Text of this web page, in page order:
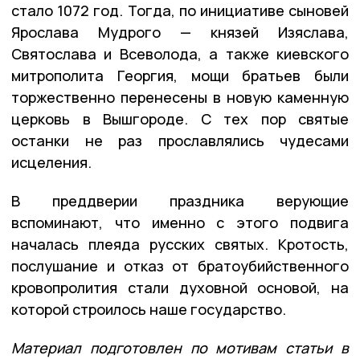
стало 1072 год. Тогда, по инициативе сыновей
Ярослава Мудрого — князей Изяслава,
Святослава и Всеволода, а также киевского
митрополита Георгия, мощи братьев были
торжественно перенесены в новую каменную
церковь в Вышгороде. С тех пор святые
останки не раз прославлялись чудесами
исцеления.
В преддверии праздника верующие
вспоминают, что именно с этого подвига
началась плеяда русских святых. Кротость,
послушание и отказ от братоубийственного
кровопролития стали духовной основой, на
которой строилось наше государство.
Материал подготовлен по мотивам статьи в